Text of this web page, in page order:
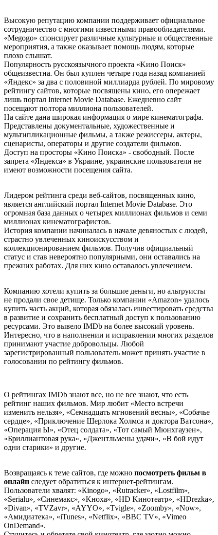
Высокую репутацию компании поддерживает официальное
сотрудничество с многими известными правообладателями.
«Меgоgо» спонсирует различные культурные и общественные
мероприятия, а также оказывает помощь людям, которые
плохо слышат.
Популярность русскоязычного проекта «Kинo Пoиcк»
общеизвестна. Он был куплен четыре года назад компанией
«Яндекс» за два с половиной миллиарда рублей. По мировому
рейтингу сайтов, которые посвящены кино, его опережает
лишь портал Internet Movie Database. Ежедневно сайт
посещают полтора миллиона пользователей.
На сайте дана широкая информация о мире кинематографа.
Представлены документальные, художественные и
мультипликационные фильмы, а также режиссеры, актеры,
сценаристы, операторы и другие создатели фильмов.
Доступ на просторы «Кино Поиска» - свободный. После
запрета «Яндекса» в Украине, украинские пользователи не
имеют возможности посещения сайта.
Лидером рейтинга среди веб-сайтов, посвященных кино,
является английский портал Internet Movie Database. Это
огромная база данных о четырех миллионах фильмов и семи
миллионах кинематографистов.
История компании начиналась в начале девяностых с людей,
страстно увлеченных киноискусством и
коллекционированием фильмов. Получив официальный
статус и став невероятно популярными, они оставались на
прежних работах. Для них кино оставалось увлечением.
Компанию хотели купить за большие деньги, но альтруисты
не продали свое детище. Только компании «Amazon» удалось
купить часть акций, которая обязалась инвестировать средства
в развитие и сохранить бесплатный доступ к пользованию
ресурсами. Это вывело IMDb на более высокий уровень.
Интересно, что в наполнении и исправлении многих разделов
принимают участие добровольцы. Любой
зарегистрированный пользователь может принять участие в
голосовании по рейтингу фильмов.
О рейтингах IMDb знают все, но не все знают, что есть
рейтинг наших фильмов. Мир любит «Место встречи
изменить нельзя», «Семнадцать мгновений весны», «Собачье
сердце», «Приключение Шерлока Холмса и доктора Ватсона»,
«Операция Ы», «Отец солдата», «Тот самый Мюнхгаузен»,
«Бриллиантовая рука», «Джентльмены удачи», «В бой идут
одни старики» и другие.
Возвращаясь к теме сайтов, где можно посмотреть фильм в
онлайн следует обратиться к интернет-рейтингам.
Пользователи хвалят: «Кinоgо», «Rutrасkеr», «Lоstfilm»,
«Sеriаlu», «Cинемакс», «Kнохa», «НD Kинотeaтp», «НDrеzkа»,
«Divan», «TVZavr», «AYYO», «Tvigle», «Zoomby», «Now»,
«Амидиатека», «iTunes», «Netflix», «BBC TV», «Vimeo
OnDemand».